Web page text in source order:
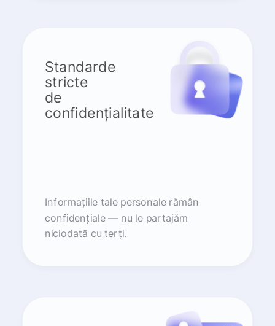
Standarde
stricte
de
confidențialitate
Informațiile tale personale rămân
confidențiale — nu le partajăm
niciodată cu terți.